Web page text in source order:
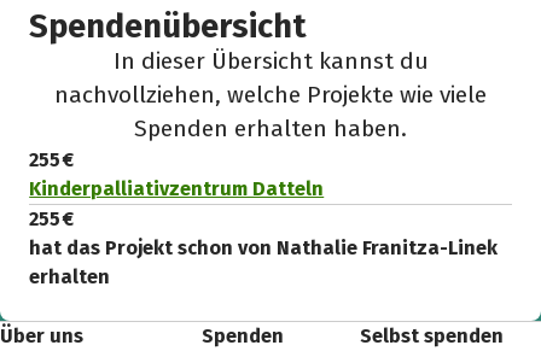
Spendenübersicht
In dieser Übersicht kannst du
nachvollziehen, welche Projekte wie viele
Spenden erhalten haben.
255 €
Kinderpalliativzentrum Datteln
255 €
hat das Projekt schon von Nathalie Franitza-Linek
erhalten
Über uns
Spenden
Selbst spenden